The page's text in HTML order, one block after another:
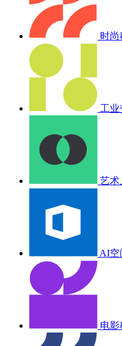
时尚
工业
艺术
AI空
电影